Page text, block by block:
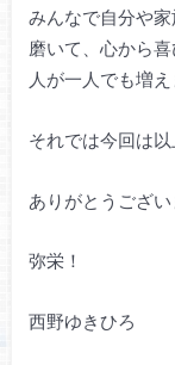
みんなで自分や
磨いて、心から
人が一人でも増え
それでは今回は以
ありがとうござい
弥栄！
西野ゆきひろ